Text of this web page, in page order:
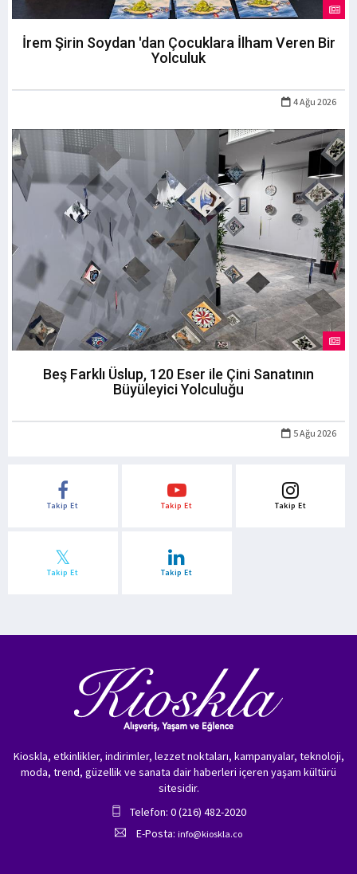
İrem Şirin Soydan 'dan Çocuklara İlham Veren Bir
Yolculuk
4 Ağu 2026
Beş Farklı Üslup, 120 Eser ile Çini Sanatının
Büyüleyici Yolculuğu
5 Ağu 2026
Takip Et Takip Et Takip Et
Takip Et Takip Et
Kioskla, etkinlikler, indirimler, lezzet noktaları, kampanyalar, teknoloji,
moda, trend, güzellik ve sanata dair haberleri içeren yaşam kültürü
sitesidir.
Telefon: 0 (216) 482-2020
E-Posta: info@kioskla.co